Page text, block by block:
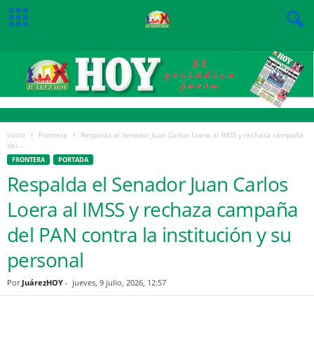
Inicio Frontera
Respalda el Senador Juan Carlos Loera al IMSS y rechaza campaña
del...
FRONTERA PORTADA
Respalda el Senador Juan Carlos
Loera al IMSS y rechaza campaña
del PAN contra la institución y su
personal
Por JuárezHOY - jueves, 9 julio, 2026, 12:57